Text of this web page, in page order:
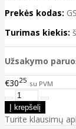
Prekės kodas:
Turimas kiekis:
Užsakymo
€3025 su PVM
Turite klausimų